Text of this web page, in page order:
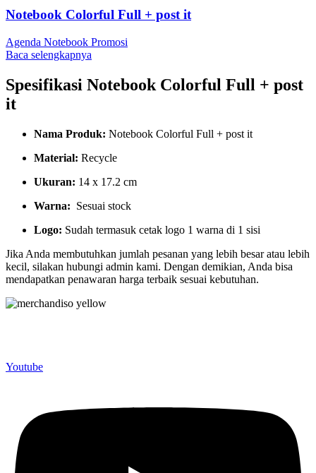
Notebook Colorful Full + post it
Agenda Notebook Promosi
Baca selengkapnya
Spesifikasi Notebook Colorful Full + post
it
Nama Produk: Notebook Colorful Full + post it
Material: Recycle
Ukuran: 14 x 17.2 cm
Warna: Sesuai stock
Logo: Sudah termasuk cetak logo 1 warna di 1 sisi
Jika Anda membutuhkan jumlah pesanan yang lebih besar atau lebih
kecil, silakan hubungi admin kami. Dengan demikian, Anda bisa
mendapatkan penawaran harga terbaik sesuai kebutuhan.
Youtube